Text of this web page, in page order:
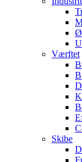
Værftet
Skibe